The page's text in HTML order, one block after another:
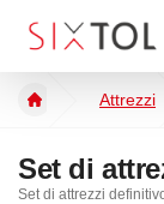
Attrezzi
Set di
Set di attrezzi